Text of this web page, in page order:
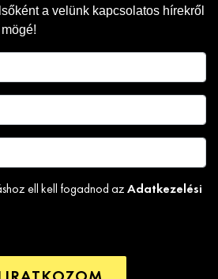
a velünk kapcsolatos hírekről
ell kell fogadnod az Adatkezelési